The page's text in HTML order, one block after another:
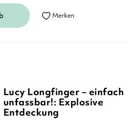
Merken
Lucy Longfinger – einfach
unfassbar!: Explosive
Entdeckung